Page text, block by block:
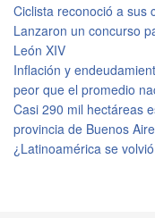
Ciclista reconoció a sus
Lanzaron un concurso
León XIV
Inflación y
peor que el promedio
Casi 290 mil hectáreas
provincia de Buenos
¿Latinoamérica se